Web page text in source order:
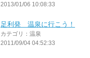
2013/01/06 10:08:33
足利発 温泉に行こう！
カテゴリ：温泉
2011/09/04 04:52:33